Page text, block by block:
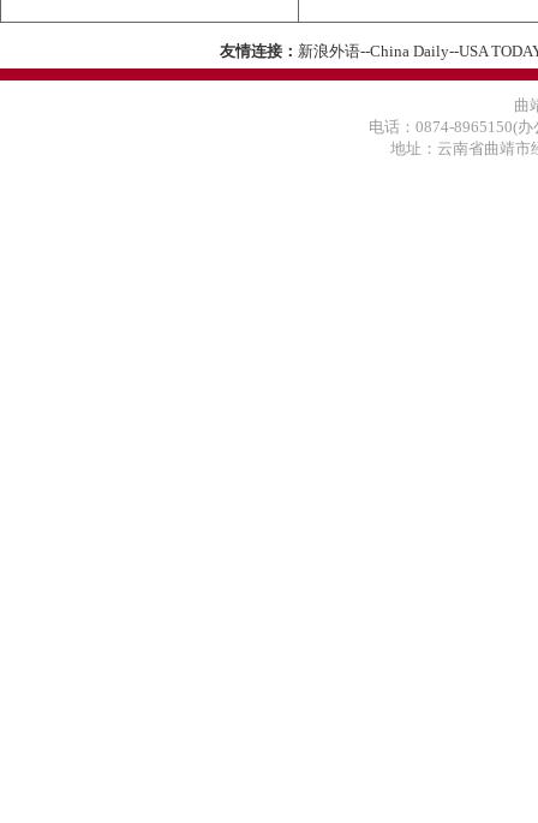
友情连接： 新浪外语--China Daily--USA
曲
电话：0874-8965150(
地址：云南省曲靖市